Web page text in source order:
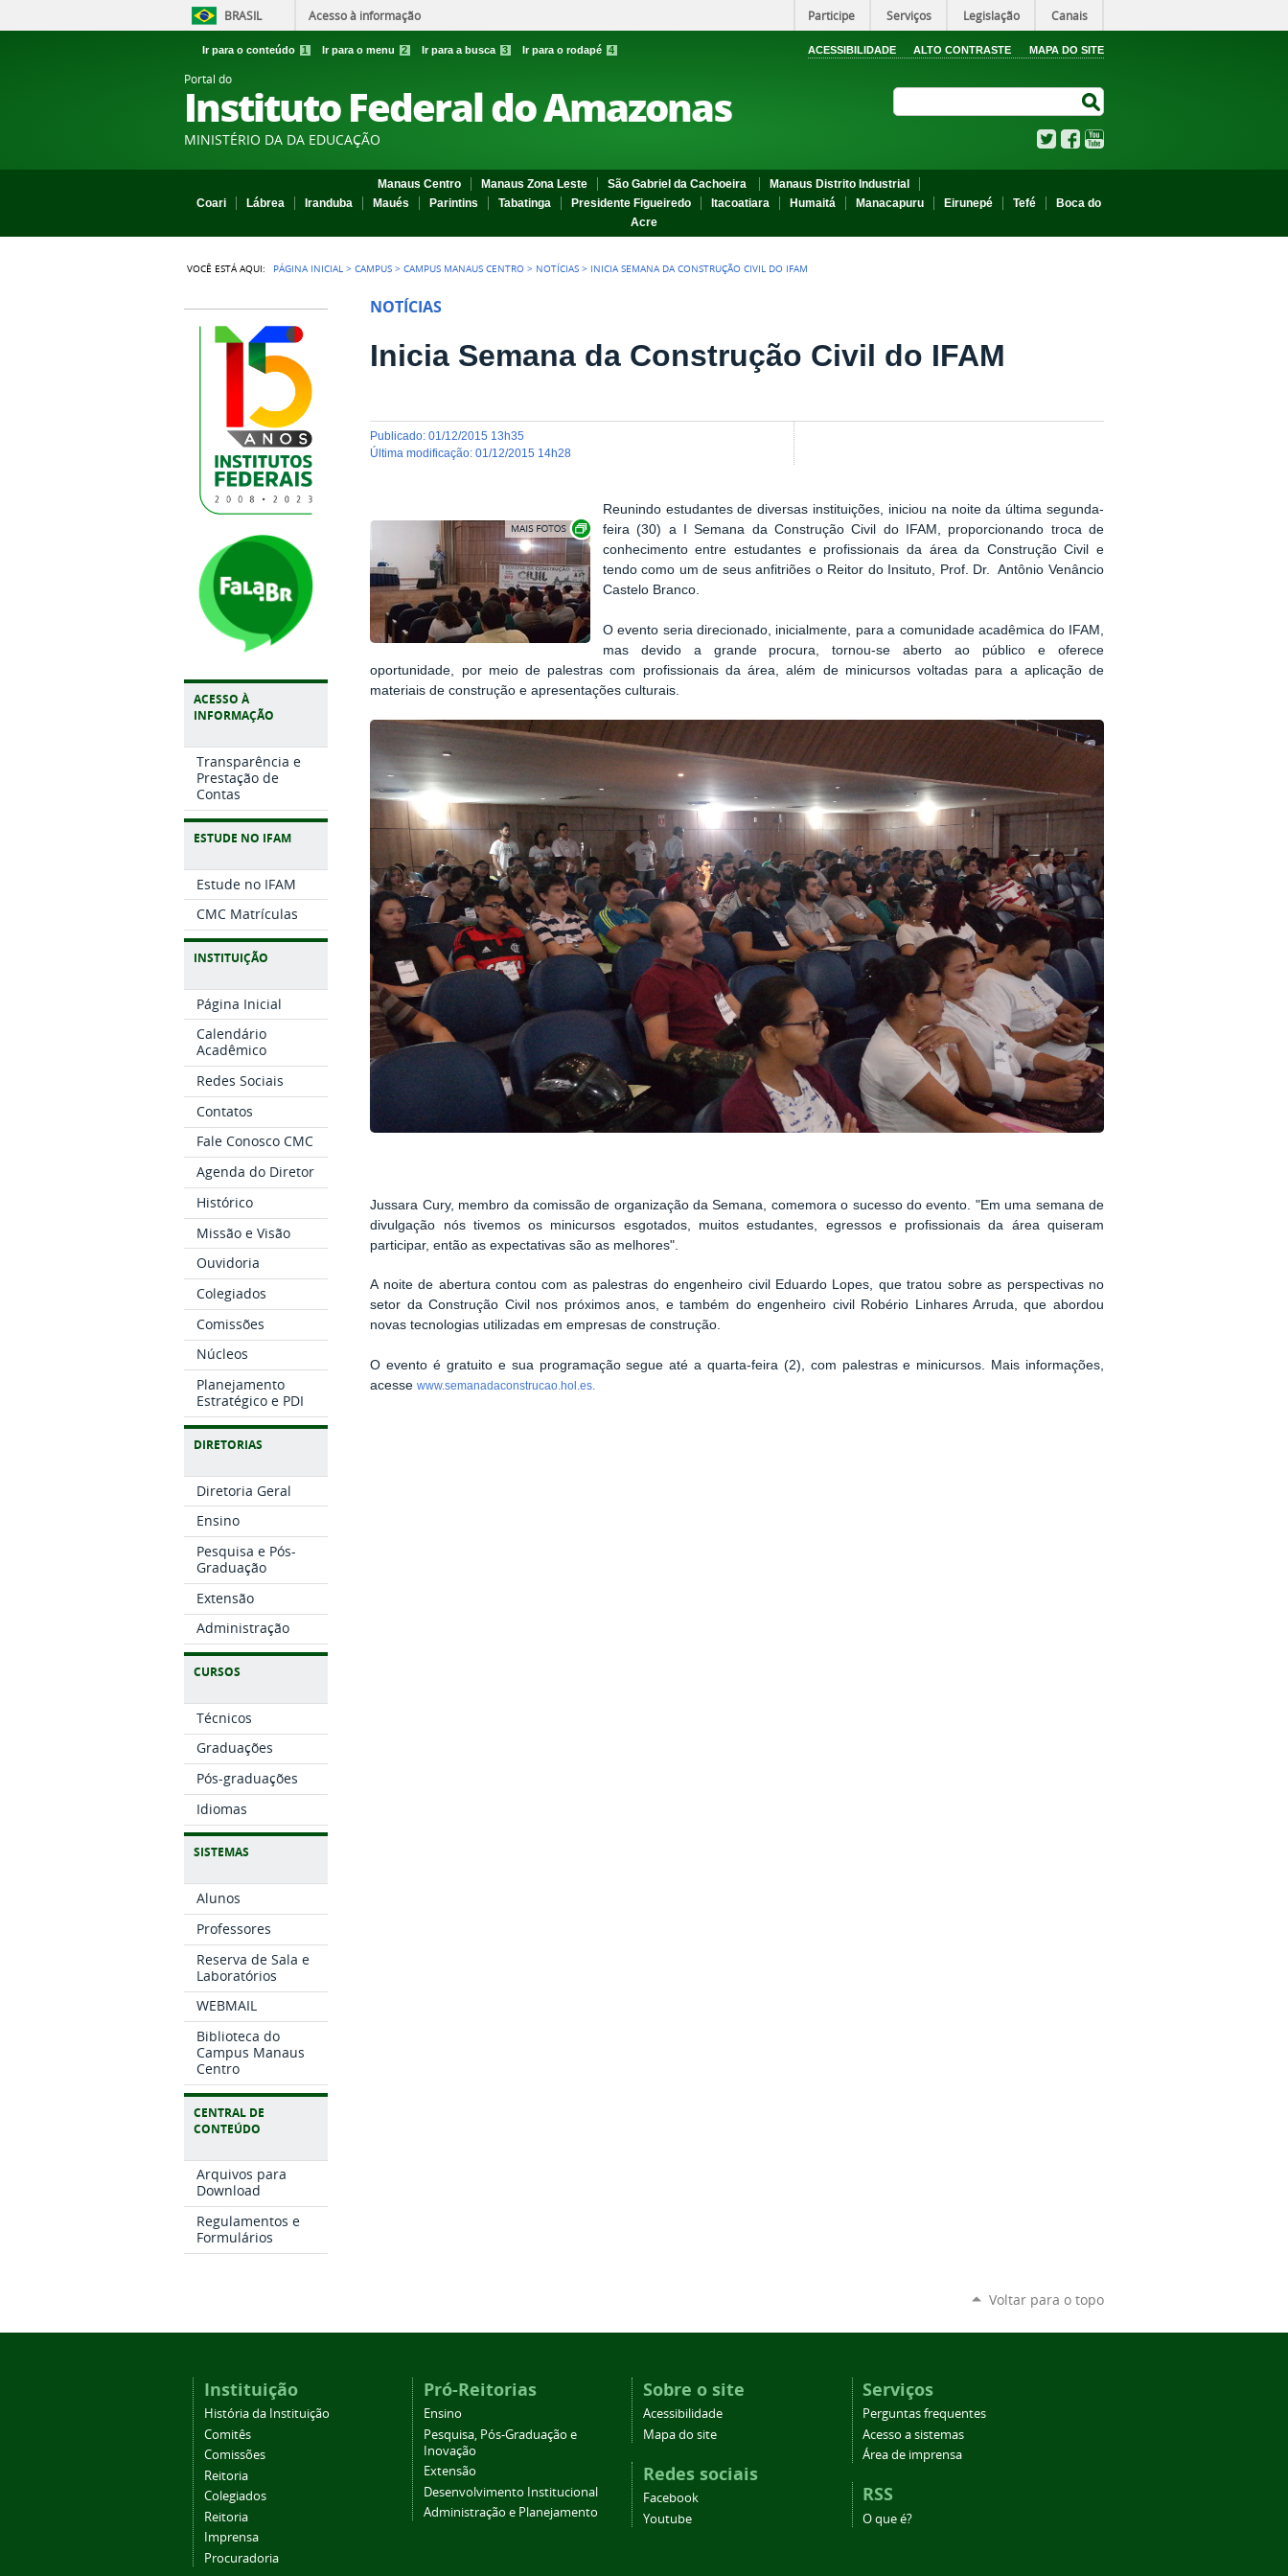
BRASIL Acesso à informação Participe Serviços Legislação Canais
Ir para o conteúdo 1 Ir para o menu 2 Ir para a busca 3 Ir para o rodapé 4 ACESSIBILIDADE ALTO CONTRASTE MAPA DO SITE
Portal do
Instituto Federal do Amazonas
MINISTÉRIO DA DA EDUCAÇÃO TwitterFacebook
Manaus Centro Manaus Zona Leste São Gabriel da Cachoeira
Manaus Distrito Industrial
Coari
Lábrea Iranduba Maués Parintins Tabatinga Presidente Figueiredo Itacoatiara Humaitá Manacapuru Eirunepé Tefé
Boca do
Acre
VOCÊ ESTÁ AQUI: PÁGINA INICIAL >CAMPUS >CAMPUS MANAUS CENTRO > NOTÍCIAS > INICIA SEMANA DA CONSTRUÇÃO CIVIL DO IFAM
ACESSO À
INFORMAÇÃO
Transparência e
Prestação de
Contas
ESTUDE NO IFAM
Estude no IFAM
CMC Matrículas
INSTITUIÇÃO
Página Inicial
Calendário
Acadêmico
Redes Sociais
Contatos
Fale Conosco CMC
Agenda do Diretor
Histórico
Missão e Visão
Ouvidoria
Colegiados
Comissões
Núcleos
Planejamento
Estratégico e PDI
DIRETORIAS
Diretoria Geral
Ensino
Pesquisa e Pós-
Graduação
Extensão
Administração
CURSOS
Técnicos
Graduações
Pós-graduações
Idiomas
SISTEMAS
Alunos
Professores
Reserva de Sala e
Laboratórios
WEBMAIL
Biblioteca do
Campus Manaus
Centro
CENTRAL DE
CONTEÚDO
Arquivos para
Download
Regulamentos e
Formulários
NOTÍCIAS
Inicia Semana da Construção Civil do IFAM
publicado:01/12/2015 13h35
última modificação:01/12/2015 14h28
Show image carousel
Reunindo estudantes de diversas instituições, iniciou na noite da última segunda-
feira (30) a I Semana da Construção Civil do IFAM, proporcionando troca de
conhecimento entre estudantes e profissionais da área da Construção Civil e
tendo como um de seus anfitriões o Reitor do Insituto, Prof. Dr. Antônio Venâncio
Castelo Branco.
O evento seria direcionado, inicialmente, para a comunidade acadêmica do IFAM,
mas devido a grande procura, tornou-se aberto ao público e oferece
oportunidade, por meio de palestras com profissionais da área, além de minicursos voltadas para a aplicação de
materiais de construção e apresentações culturais.
Jussara Cury, membro da comissão de organização da Semana, comemora o sucesso do evento. "Em uma semana de
divulgação nós tivemos os minicursos esgotados, muitos estudantes, egressos e profissionais da área quiseram
participar, então as expectativas são as melhores".
A noite de abertura contou com as palestras do engenheiro civil Eduardo Lopes, que tratou sobre as perspectivas no
setor da Construção Civil nos próximos anos, e também do engenheiro civil Robério Linhares Arruda, que abordou
novas tecnologias utilizadas em empresas de construção.
O evento é gratuito e sua programação segue até a quarta-feira (2), com palestras e minicursos. Mais informações,
acessewww.semanadaconstrucao.hol.es.
Voltar para o topo
Instituição
História da Instituição
Comitês
Comissões
Reitoria
Colegiados
Reitoria
Imprensa
Procuradoria
Pró-Reitorias
Ensino
Pesquisa, Pós-Graduação e
Inovação
Extensão
Desenvolvimento Institucional
Administração e Planejamento
Sobre o site
Acessibilidade
Mapa do site
Redes sociais
Facebook
Youtube
Serviços
Perguntas frequentes
Acesso a sistemas
Área de imprensa
RSS
O que é?